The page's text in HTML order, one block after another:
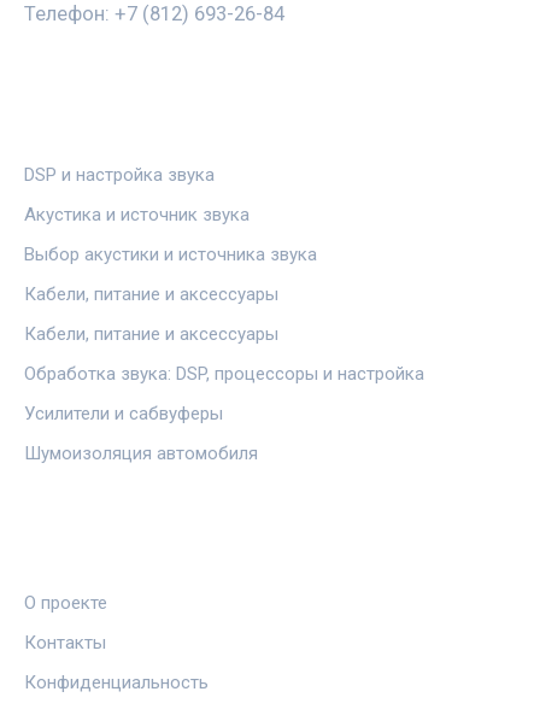
Телефон: +7 (812) 693-26-84
DSP и настройка звука
Акустика и источник звука
Выбор акустики и источника звука
Кабели, питание и аксессуары
Кабели, питание и аксессуары
Обработка звука: DSP, процессоры и настройка
Усилители и сабвуферы
Шумоизоляция автомобиля
О проекте
Контакты
Конфиденциальность